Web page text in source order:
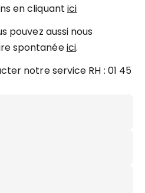
en cliquant ici
pouvez aussi nous
spontanéeici.
notre service RH : 01 45